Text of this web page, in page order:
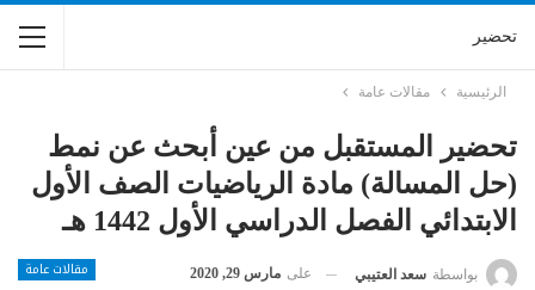
تحضير
الرئيسية مقالات عامة
تحضير المستقبل من عين أبحث عن نمط
(حل المسالة) مادة الرياضيات الصف الأول
الابتدائي الفصل الدراسي الأول 1442 هـ
مقالات عامة بواسطة سعد العتيبي على مارس 29, 2020